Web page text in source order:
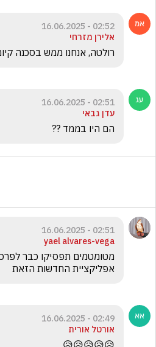
02:52 - 16.06.2025
אלירן מזרחי
רולטה, אנחנו ממש בסכנה
02:51 - 16.06.2025
עדן גבאי
הם היו בממד ??
02:51 - 16.06.2025
yael alvares-vega
אפליקציית החדשות הזאת
02:49 - 16.06.2025
אורטל אורית
😥😥😥😥😥